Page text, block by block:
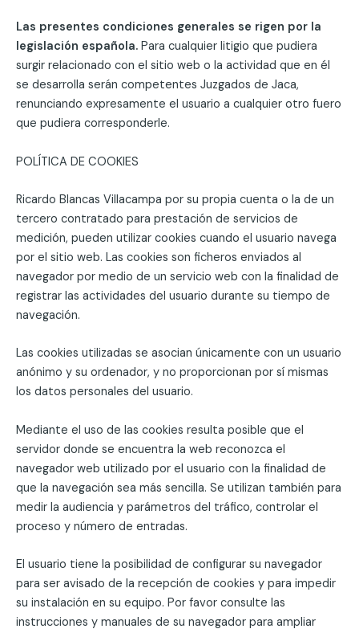
Las presentes condiciones generales se rigen por la
legislación española. Para cualquier litigio que pudiera
surgir relacionado con el sitio web o la actividad que en él
se desarrolla serán competentes Juzgados de Jaca,
renunciando expresamente el usuario a cualquier otro fuero
que pudiera corresponderle.
POLÍTICA DE COOKIES
Ricardo Blancas Villacampa por su propia cuenta o la de un
tercero contratado para prestación de servicios de
medición, pueden utilizar cookies cuando el usuario navega
por el sitio web. Las cookies son ficheros enviados al
navegador por medio de un servicio web con la finalidad de
registrar las actividades del usuario durante su tiempo de
navegación.
Las cookies utilizadas se asocian únicamente con un usuario
anónimo y su ordenador, y no proporcionan por sí mismas
los datos personales del usuario.
Mediante el uso de las cookies resulta posible que el
servidor donde se encuentra la web reconozca el
navegador web utilizado por el usuario con la finalidad de
que la navegación sea más sencilla. Se utilizan también para
medir la audiencia y parámetros del tráfico, controlar el
proceso y número de entradas.
El usuario tiene la posibilidad de configurar su navegador
para ser avisado de la recepción de cookies y para impedir
su instalación en su equipo. Por favor consulte las
instrucciones y manuales de su navegador para ampliar